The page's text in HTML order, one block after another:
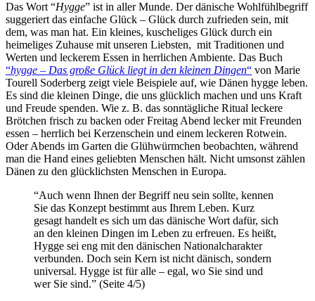
Das Wort “Hygge” ist in aller Munde. Der dänische Wohlfühlbegriff
suggeriert das einfache Glück – Glück durch zufrieden sein, mit
dem, was man hat. Ein kleines, kuscheliges Glück durch ein
heimeliges Zuhause mit unseren Liebsten, mit Traditionen und
Werten und leckerem Essen in herrlichen Ambiente. Das Buch
“hygge – Das große Glück liegt in den kleinen Dingen“ von Marie
Tourell Soderberg zeigt viele Beispiele auf, wie Dänen hygge leben.
Es sind die kleinen Dinge, die uns glücklich machen und uns Kraft
und Freude spenden. Wie z. B. das sonntägliche Ritual leckere
Brötchen frisch zu backen oder Freitag Abend lecker mit Freunden
essen – herrlich bei Kerzenschein und einem leckeren Rotwein.
Oder Abends im Garten die Glühwürmchen beobachten, während
man die Hand eines geliebten Menschen hält. Nicht umsonst zählen
Dänen zu den glücklichsten Menschen in Europa.
“Auch wenn Ihnen der Begriff neu sein sollte, kennen
Sie das Konzept bestimmt aus Ihrem Leben. Kurz
gesagt handelt es sich um das dänische Wort dafür, sich
an den kleinen Dingen im Leben zu erfreuen. Es heißt,
Hygge sei eng mit den dänischen Nationalcharakter
verbunden. Doch sein Kern ist nicht dänisch, sondern
universal. Hygge ist für alle – egal, wo Sie sind und
wer Sie sind.” (Seite 4/5)